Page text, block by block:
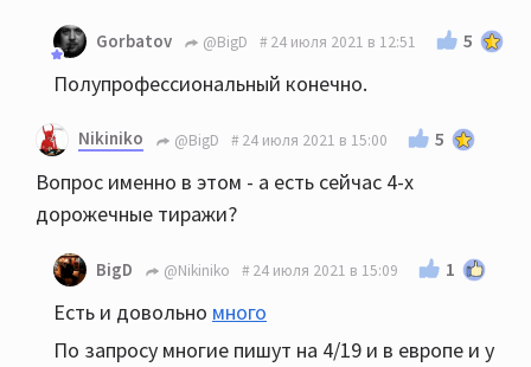
Gorbatov @BigD 24 июля 2021 в 12:51 5
Полупрофессиональный конечно.
Nikiniko @BigD 24 июля 2021 в 15:00 5
Вопрос именно в этом - а есть сейчас 4-x
дорожечные тиражи?
BigD @Nikiniko 24 июля 2021 в 15:09 1
Есть и довольно много
По запросу многие пишут на 4/19 и в европе и у